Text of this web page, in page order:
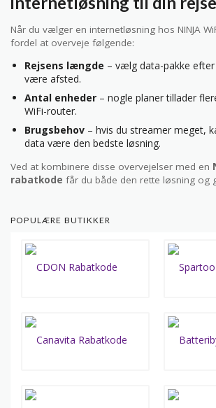
Når du vælger en internetløsning hos NINJA
fordel at overveje følgende:
Rejsens længde – vælg data-pakke
være afsted.
Antal enheder – nogle planer tillader
WiFi-router.
Brugsbehov – hvis du streamer meget,
data være den bedste løsning.
Ved at kombinere disse overvejelser med en
rabatkode får du både den rette løsning og
POPULÆRE BUTIKKER